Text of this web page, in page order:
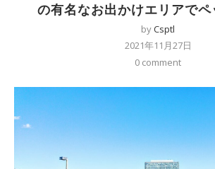
の有名なお出かけエリアで
byCsptl
2021年11月27日
0 comment